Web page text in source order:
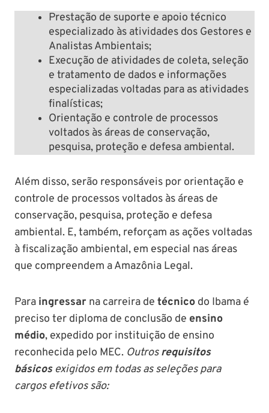
Prestação de suporte e apoio técnico
especializado às atividades dos Gestores e
Analistas Ambientais;
Execução de atividades de coleta, seleção
e tratamento de dados e informações
especializadas voltadas para as atividades
finalísticas;
Orientação e controle de processos
voltados às áreas de conservação,
pesquisa, proteção e defesa ambiental.
Além disso, serão responsáveis por orientação e
controle de processos voltados às áreas de
conservação, pesquisa, proteção e defesa
ambiental. E, também, reforçam as ações voltadas
à fiscalização ambiental, em especial nas áreas
que compreendem a Amazônia Legal.
Para ingressar na carreira de técnico do Ibama é
preciso ter diploma de conclusão de ensino
médio, expedido por instituição de ensino
reconhecida pelo MEC. Outrosrequisitos
básicosexigidos em todas as seleções para
cargos efetivos são: